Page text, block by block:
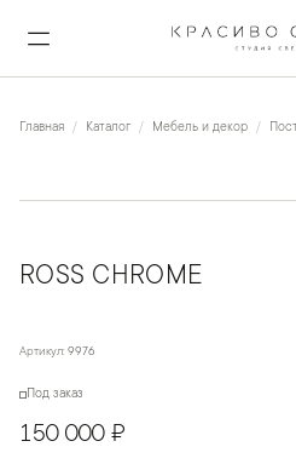
Главная Каталог Мебель и декор
ROSS CHROME
Артикул: 9976
Под заказ
150 000 ₽